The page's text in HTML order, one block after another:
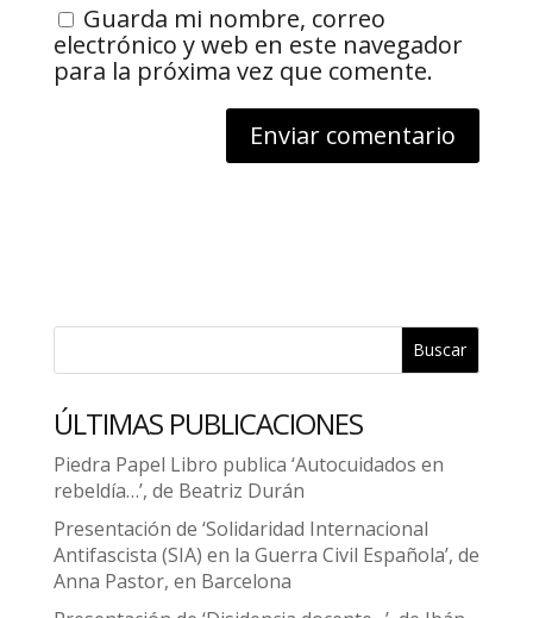
Guarda mi nombre, correo
electrónico y web en este navegador
para la próxima vez que comente.
Buscar
ÚLTIMAS PUBLICACIONES
Piedra Papel Libro publica ‘Autocuidados en
rebeldía…’, de Beatriz Durán
Presentación de ‘Solidaridad Internacional
Antifascista (SIA) en la Guerra Civil Española’, de
Anna Pastor, en Barcelona